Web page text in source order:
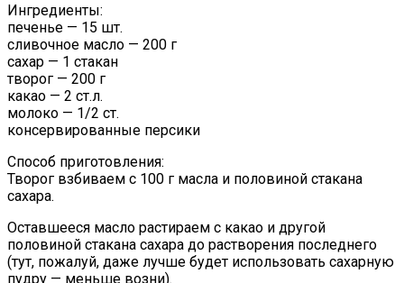
Ингредиенты:
печенье — 15 шт.
сливочное масло — 200 г
сахар — 1 стакан
творог — 200 г
какао — 2 ст.л.
молоко — 1/2 ст.
консервированные персики
Способ приготовления:
Творог взбиваем с 100 г масла и половиной стакана
сахара.
Оставшееся масло растираем с какао и другой
половиной стакана сахара до растворения последнего
(тут, пожалуй, даже лучше будет использовать сахарную
пудру — меньше возни).